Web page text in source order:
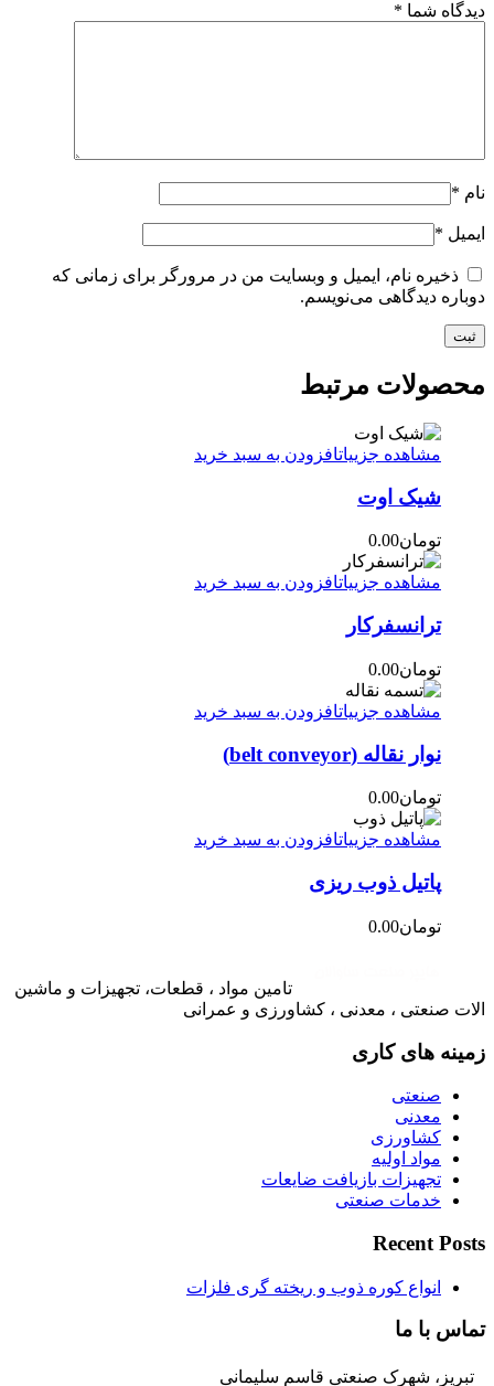
دیدگاه شما *
نام *
ایمیل *
ذخیره نام، ایمیل و وبسایت من در مرورگر برای زمانی که
دوباره دیدگاهی می‌نویسم.
محصولات مرتبط
مشاهده جزییاتافزودن به سبد خرید
شیک اوت
تومان0.00
مشاهده جزییاتافزودن به سبد خرید
ترانسفرکار
تومان0.00
مشاهده جزییاتافزودن به سبد خرید
نوار نقاله (belt conveyor)
تومان0.00
مشاهده جزییاتافزودن به سبد خرید
پاتیل ذوب ریزی
تومان0.00
تامین مواد ، قطعات، تجهیزات و ماشین
الات صنعتی ، معدنی ، کشاورزی و عمرانی
زمینه های کاری
صنعتی
معدنی
کشاورزی
مواد اولیه
تجهیزات بازیافت ضایعات
خدمات صنعتی
Recent Posts
انواع کوره ذوب و ریخته گری فلزات
تماس با ما
تبریز، شهرک صنعتی قاسم سلیمانی